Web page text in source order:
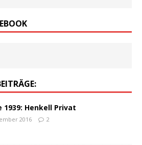
1939: Henkell Privat
2016 2